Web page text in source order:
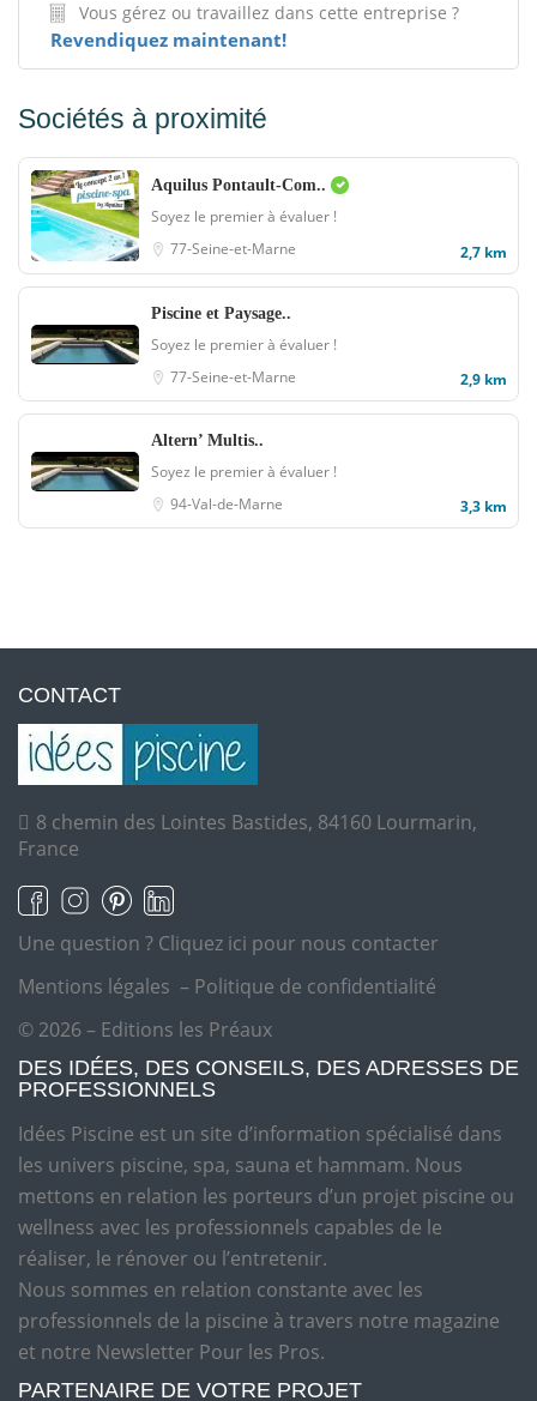
Vous gérez ou travaillez dans cette entreprise ?
Revendiquez maintenant!
Sociétés à proximité
Aquilus Pontault-Com..
Soyez le premier à évaluer !
77-Seine-et-Marne
2,7 km
Piscine et Paysage..
Soyez le premier à évaluer !
77-Seine-et-Marne
2,9 km
Altern’ Multis..
Soyez le premier à évaluer !
94-Val-de-Marne
3,3 km
CONTACT
8 chemin des Lointes Bastides, 84160 Lourmarin,
France
Une question ? Cliquez ici pour nous contacter
Mentions légales – Politique de confidentialité
© 2026 – Editions les Préaux
DES IDÉES, DES CONSEILS, DES ADRESSES DE
PROFESSIONNELS
Idées Piscine est un site d’information spécialisé dans
les univers piscine, spa, sauna et hammam. Nous
mettons en relation les porteurs d’un projet piscine ou
wellness avec les professionnels capables de le
réaliser, le rénover ou l’entretenir.
Nous sommes en relation constante avec les
professionnels de la piscine à travers notre magazine
et notre Newsletter Pour les Pros.
PARTENAIRE DE VOTRE PROJET